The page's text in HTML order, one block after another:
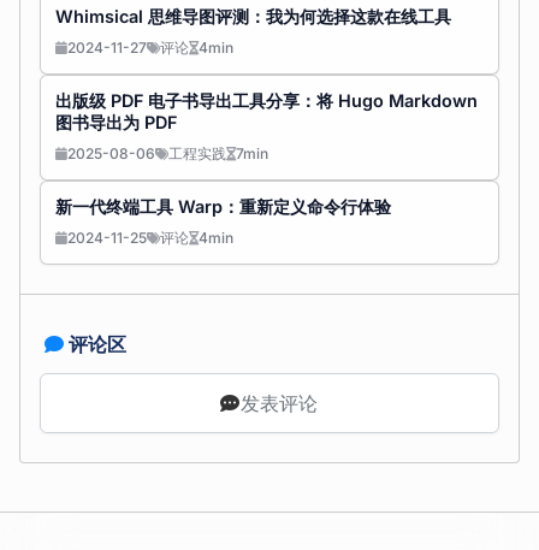
Whimsical 思维导图评测：我为何选择这款在线工具
2024-11-27 评论 4min
出版级 PDF 电子书导出工具分享：将 Hugo Markdown
图书导出为 PDF
2025-08-06 工程实践 7min
新一代终端工具 Warp：重新定义命令行体验
2024-11-25 评论 4min
评论区
发表评论